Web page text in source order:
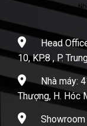
Head
10, KP.8 , P.
Nhà máy:
Thượng, H. Hóc
Showroom